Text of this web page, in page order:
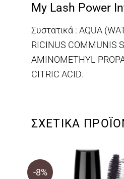
My Lash Power
Συστατικά : AQUA
RICINUS COMMUNIS
AMINOMETHYL
CITRIC ACID.
ΣΧΕΤΙΚΆ
-8%